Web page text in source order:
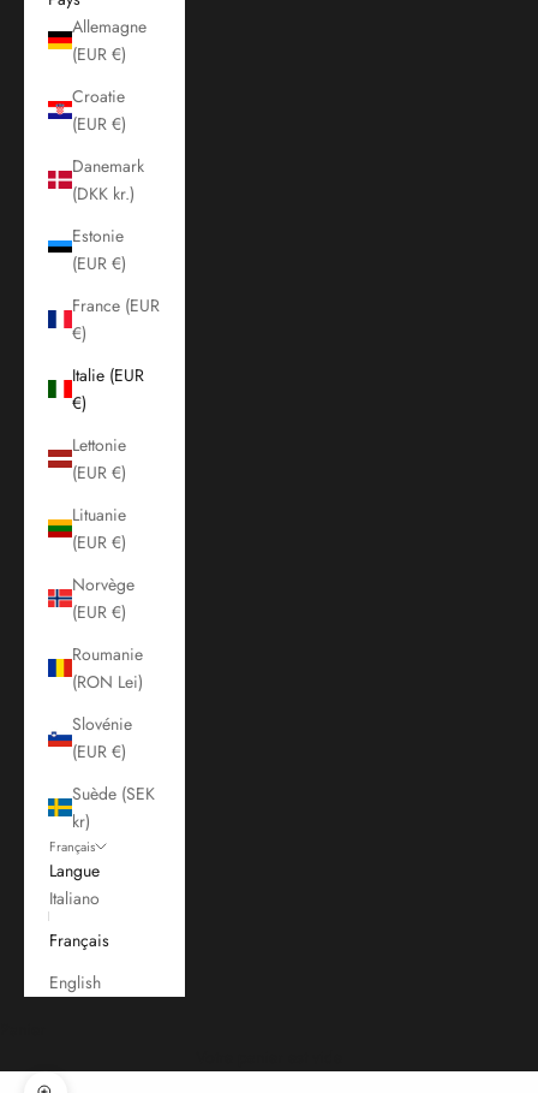
Allemagne
(EUR €)
Croatie
(EUR €)
Danemark
(DKK kr.)
Estonie
(EUR €)
France (EUR
€)
Italie (EUR
€)
Lettonie
(EUR €)
Lituanie
(EUR €)
Norvège
(EUR €)
Roumanie
(RON Lei)
Slovénie
(EUR €)
Suède (SEK
kr)
Français
Langue
Italiano
Français
English